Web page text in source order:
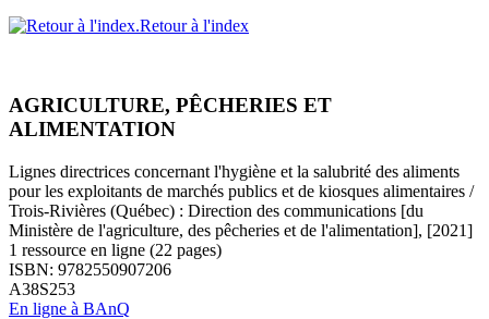
Retour à l'index
AGRICULTURE, PÊCHERIES ET
ALIMENTATION
Lignes directrices concernant l'hygiène et la salubrité des aliments
pour les exploitants de marchés publics et de kiosques alimentaires /
Trois-Rivières (Québec) : Direction des communications [du
Ministère de l'agriculture, des pêcheries et de l'alimentation], [2021]
1 ressource en ligne (22 pages)
ISBN: 9782550907206
A38S253
En ligne à BAnQ